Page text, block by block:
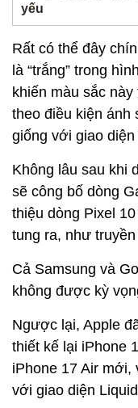
yếu
Rất có thể đây
là “trắng” trong
khiến màu sắc
theo điều kiện ánh
giống với giao
Không lâu sau khi
sẽ công bố dòng
thiệu dòng Pixel
tung ra, như
Cả Samsung và
không được kỳ
Ngược lại, Apple
thiết kế lại iPhone
iPhone 17 Air mới,
với giao diện